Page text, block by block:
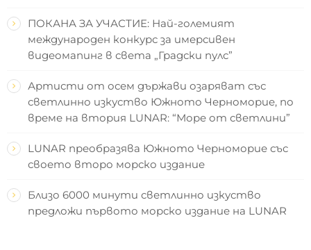
ПОКАНА ЗА УЧАСТИЕ: Най-големият
международен конкурс за имерсивен
видеомапинг в света „Градски пулс”
Артисти от осем държави озаряват със
светлинно изкуство Южното Черноморие, по
време на втория LUNAR: “Море от светлини”
LUNAR преобразява Южното Черноморие със
своето второ морско издание
Близо 6000 минути светлинно изкуство
предложи първото морско издание на LUNAR